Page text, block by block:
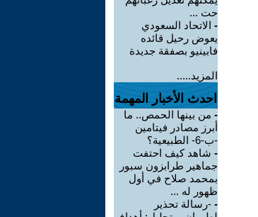
حت ...
- الاتحاد السعودي
يعوض رحيل قائده
فابينيو بصفقة جديدة
المزيد.....
احدث الأخبار المهمة
- من بينها الحمص.. ما
أبرز مصادر فيتامين
-ب-6- الطبيعية؟
- شاهد كيف احتفت
جماهير طرابزون سبور
بمحمد صلاح في أول
ظهور له ...
- -رسالة تحذير